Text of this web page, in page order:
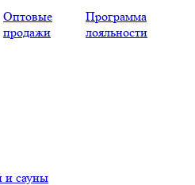
Оптовые
продажи
Программа
лояльности